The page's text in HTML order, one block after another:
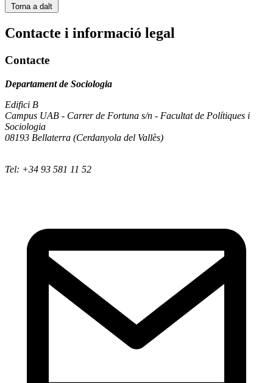
Torna a dalt
Contacte i informació legal
Contacte
Departament de Sociologia
Edifici B
Campus UAB - Carrer de Fortuna s/n - Facultat de Polítiques i
Sociologia
08193 Bellaterra (Cerdanyola del Vallès)
Tel: +34 93 581 11 52